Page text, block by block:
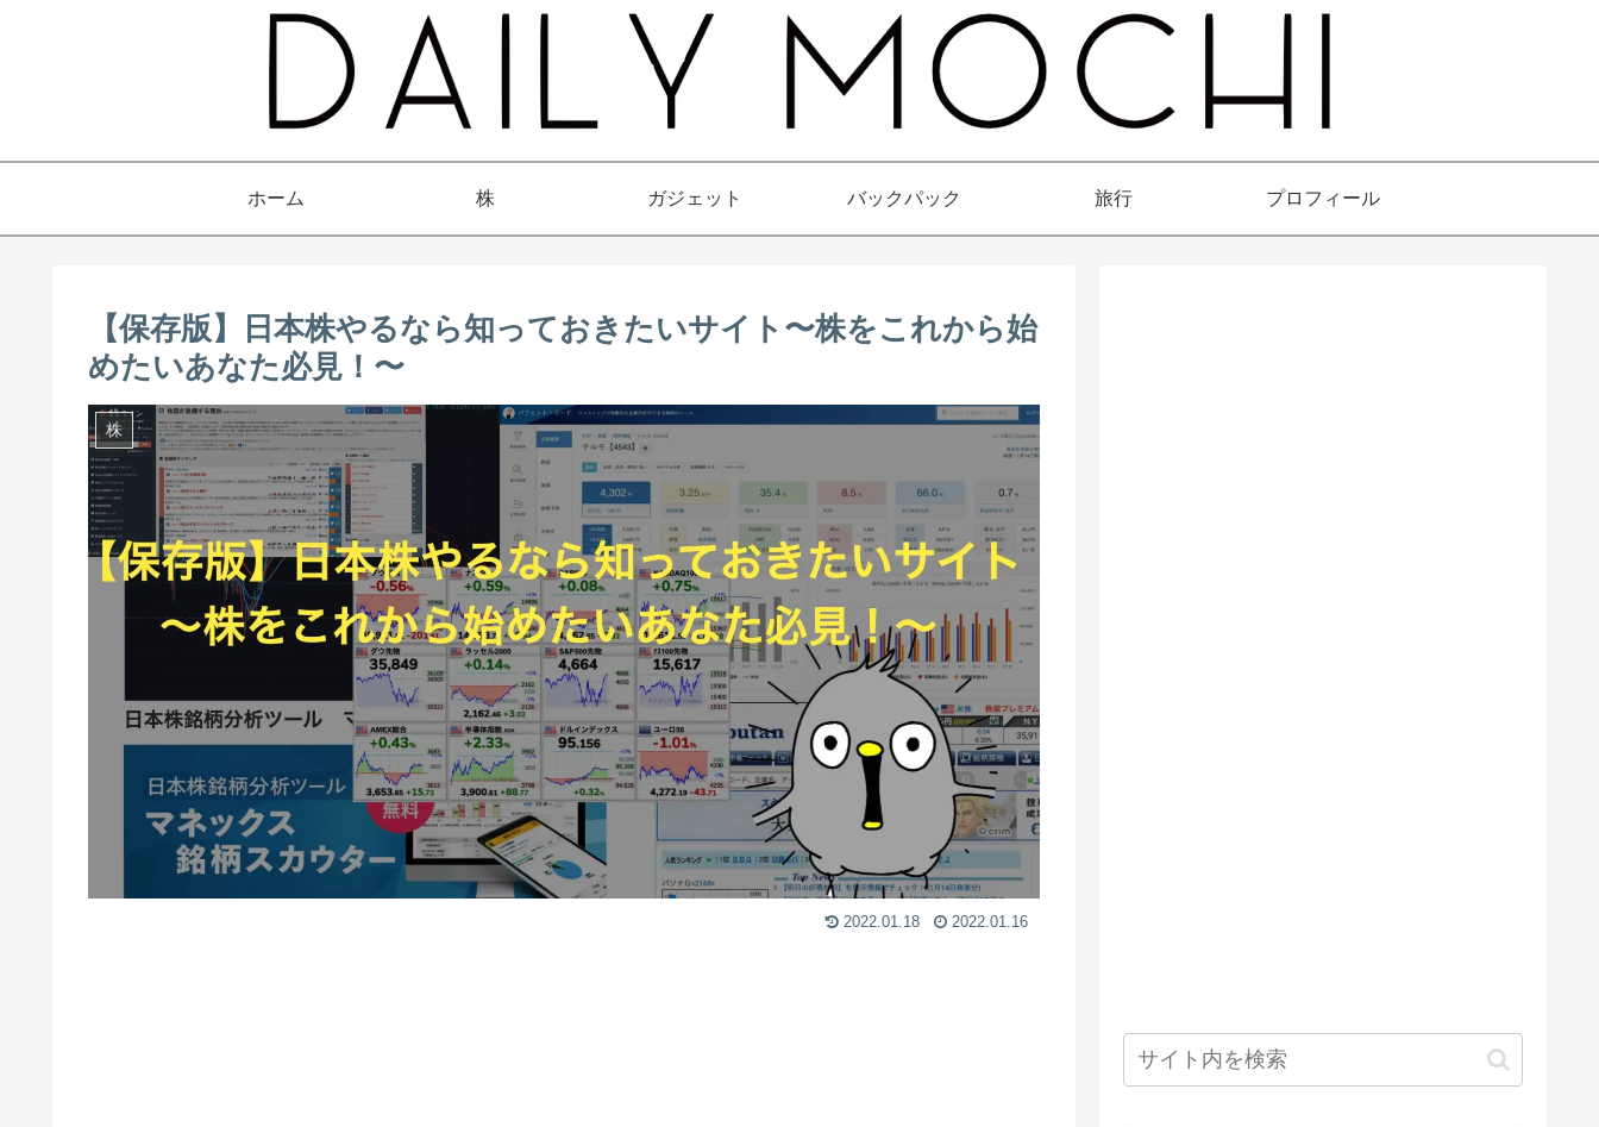
ホーム 株 ガジェット バックパック 旅行 プロフィール
【保存版】日本株やるなら知っておきたいサイト〜株をこれから始
めたいあなた必見！〜
株
2022.01.18 2022.01.16